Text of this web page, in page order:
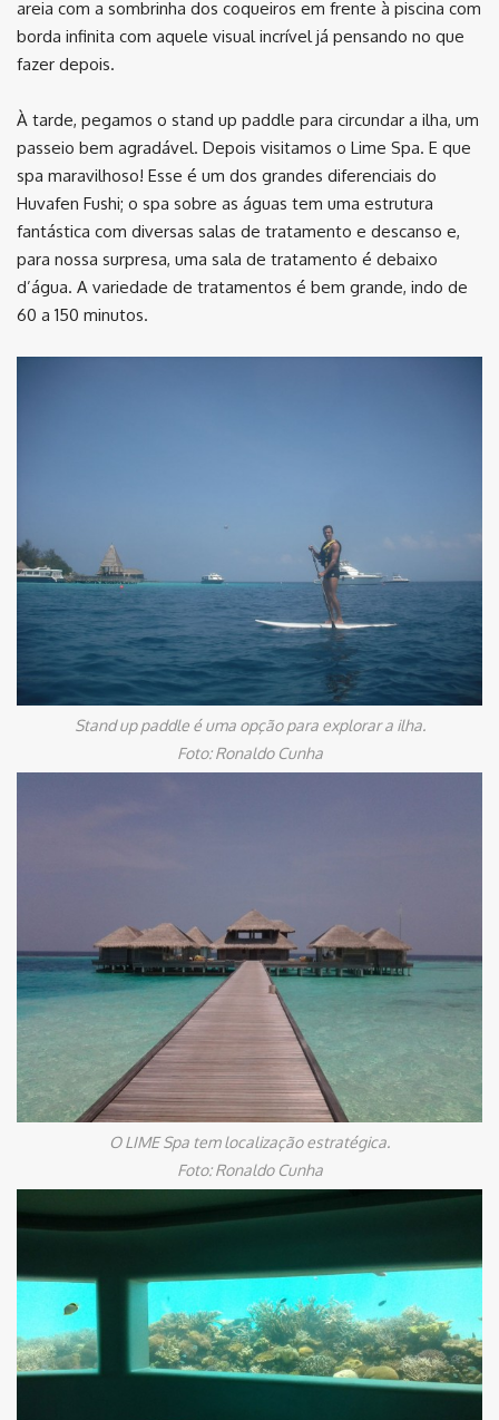
areia com a sombrinha dos coqueiros em frente à piscina com
borda infinita com aquele visual incrível já pensando no que
fazer depois.
À tarde, pegamos o stand up paddle para circundar a ilha, um
passeio bem agradável. Depois visitamos o Lime Spa. E que
spa maravilhoso! Esse é um dos grandes diferenciais do
Huvafen Fushi; o spa sobre as águas tem uma estrutura
fantástica com diversas salas de tratamento e descanso e,
para nossa surpresa, uma sala de tratamento é debaixo
d’água. A variedade de tratamentos é bem grande, indo de
60 a 150 minutos.
Stand up paddle é uma opção para explorar a ilha.
Foto: Ronaldo Cunha
O LIME Spa tem localização estratégica.
Foto: Ronaldo Cunha